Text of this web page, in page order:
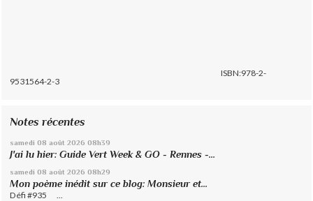
ISBN:978-2-
9531564-2-3
Notes récentes
samedi 08 août 2026 08h39
J'ai lu hier: Guide Vert Week & GO - Rennes -...
samedi 08 août 2026 08h29
Mon poème inédit sur ce blog: Monsieur et...
Défi #935 ...